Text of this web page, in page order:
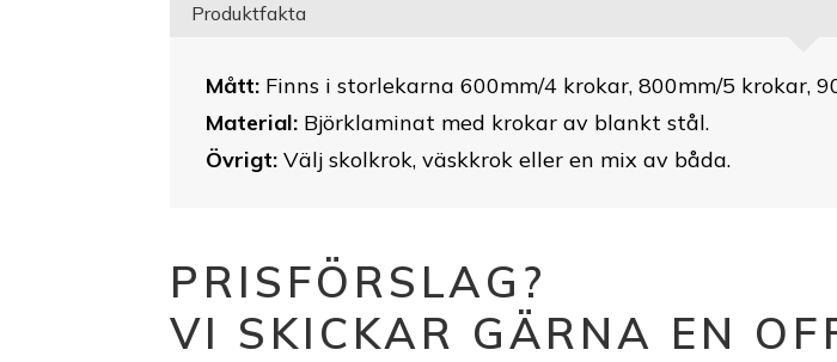
Produktfakta
Mått: Finns i storlekarna 600mm/4 krokar, 800mm/5 krokar,
Material: Björklaminat med krokar av blankt stål.
Övrigt: Välj skolkrok, väskkrok eller en mix av båda.
PRISFÖRSLAG?
VI SKICKAR GÄRNA EN